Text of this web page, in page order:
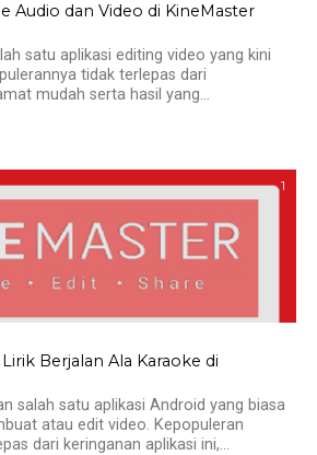
Audio dan Video di KineMaster
satu aplikasi editing video yang kini
tidak terlepas dari
mudah serta hasil yang...
1
Berjalan Ala Karaoke di
salah satu aplikasi Android yang biasa
atau edit video. Kepopuleran
dari keringanan aplikasi ini,...